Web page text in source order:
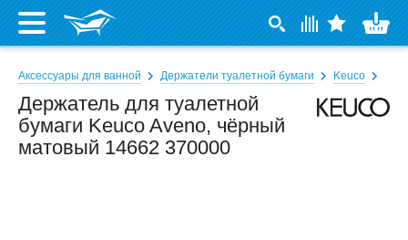
Аксессуары для ванной Держатели туалетной бумаги Keuco
Держатель для туалетной
бумаги Keuco Aveno, чёрный
матовый 14662 370000